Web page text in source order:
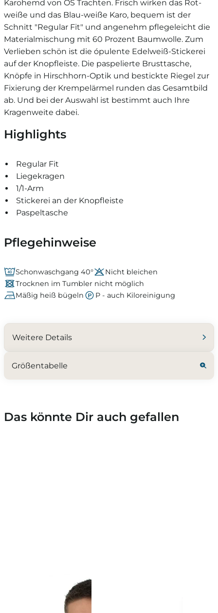
Karohemd von OS Trachten. Frisch wirken das Rot-
weiße und das Blau-weiße Karo, bequem ist der
Schnitt "Regular Fit" und angenehm pflegeleicht die
Materialmischung mit 60 Prozent Baumwolle. Zum
Verlieben schön ist die ópulente Edelweiß-Stickerei
auf der Knopfleiste. Die paspelierte Brusttasche,
Knöpfe in Hirschhorn-Optik und bestickte Riegel zur
Fixierung der Krempelärmel runden das Gesamtbild
ab. Und bei der Auswahl ist bestimmt auch Ihre
Kragenweite dabei.
Highlights
Regular Fit
Liegekragen
1/1-Arm
Stickerei an der Knopfleiste
Paspeltasche
Pflegehinweise
Schonwaschgang 40°
Nicht bleichen
Trocknen im Tumbler nicht möglich
Mäßig heiß bügeln
P - auch Kiloreinigung
Weitere Details
Größentabelle
Das könnte Dir auch gefallen